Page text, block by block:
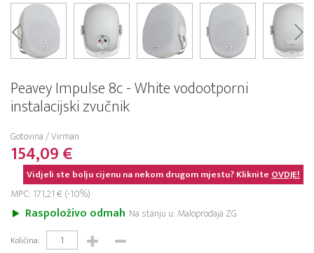
Peavey Impulse 8c - White vodootporni
instalacijski zvučnik
Gotovina / Virman
154,09 €
Vidjeli ste bolju cijenu na nekom drugom mjestu? KlikniteOVDJE!
MPC: 171,21 € (-10%)
Raspoloživo odmah Na stanju u: Maloprodaja ZG
Količina: